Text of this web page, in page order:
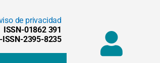
de privacidad
ISSN-01862 391
ISSN-2395-8235